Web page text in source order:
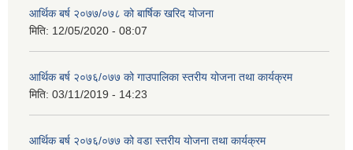
आर्थिक बर्ष २०७७/०७८ को बार्षिक खरिद योजना
मिति: 12/05/2020 - 08:07
आर्थिक बर्ष २०७६/०७७ को गाउपालिका स्तरीय योजना तथा कार्यक्रम
मिति: 03/11/2019 - 14:23
आर्थिक बर्ष २०७६/०७७ को वडा स्तरीय योजना तथा कार्यक्रम